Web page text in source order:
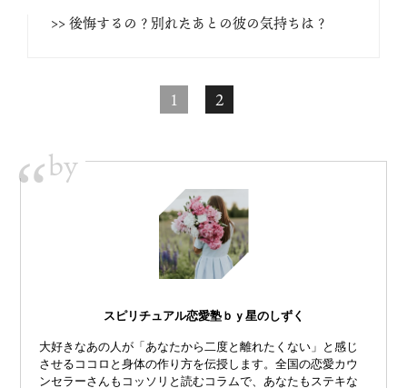
>> 後悔するの？別れたあとの彼の気持ちは？
1 2
“by
スピリチュアル恋愛塾ｂｙ星のしずく
大好きなあの人が「あなたから二度と離れたくない」と感じ
させるココロと身体の作り方を伝授します。全国の恋愛カウ
ンセラーさんもコッソリと読むコラムで、あなたもステキな